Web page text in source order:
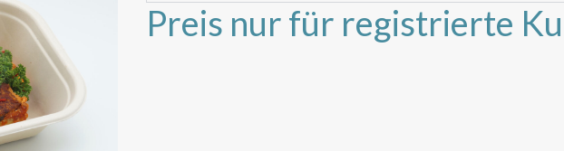
Preis nur für registrierte